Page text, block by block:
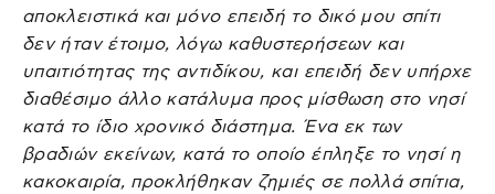
αποκλειστικά και μόνο επειδή το δικό μου σπίτι
δεν ήταν έτοιμο, λόγω καθυστερήσεων και
υπαιτιότητας της αντιδίκου, και επειδή δεν υπήρχε
διαθέσιμο άλλο κατάλυμα προς μίσθωση στο νησί
κατά το ίδιο χρονικό διάστημα. Ένα εκ των
βραδιών εκείνων, κατά το οποίο έπληξε το νησί η
κακοκαιρία, προκλήθηκαν ζημιές σε πολλά σπίτια,